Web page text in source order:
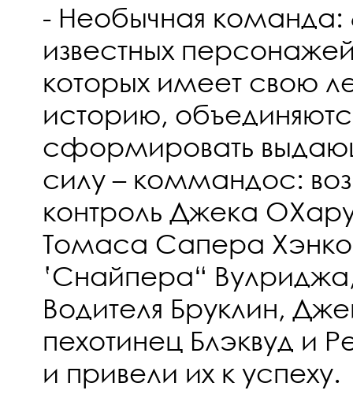
- Необычная команда:
известных
которых имеет свою
историю,
сформировать
силу – коммандос:
контроль Джека
Томаса Сапера
‛Снайпера“
Водителя Бруклин,
пехотинец Блэквуд
и привели их к успеху.